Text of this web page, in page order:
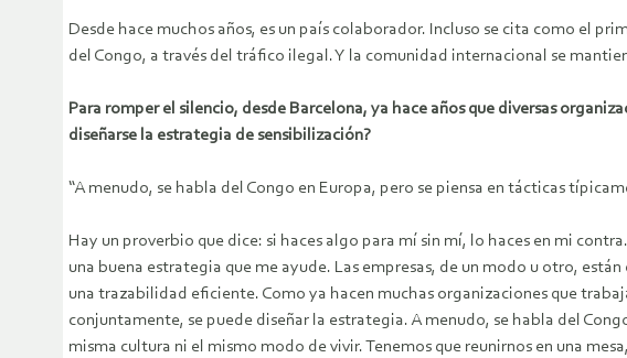
Desde hace muchos años, es un país colaborador. Incluso se cita como el
del Congo, a través del tráfico ilegal. Y la comunidad internacional se
Para romper el silencio, desde Barcelona, ya hace años que diversas
diseñarse la estrategia de sensibilización?
“A menudo, se habla del Congo en Europa, pero se piensa en tácticas
Hay un proverbio que dice: si haces algo para mí sin mí, lo haces en mi
una buena estrategia que me ayude. Las empresas, de un modo u otro,
una trazabilidad eficiente. Como ya hacen muchas organizaciones que
conjuntamente, se puede diseñar la estrategia. A menudo, se habla del
misma cultura ni el mismo modo de vivir. Tenemos que reunirnos en una